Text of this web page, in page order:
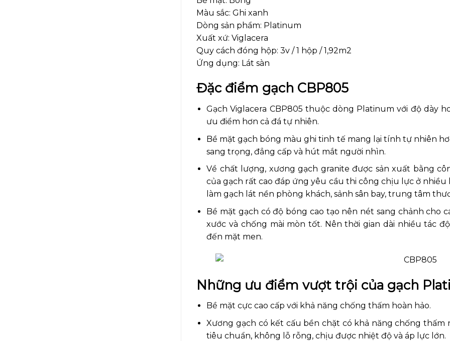
Màu sắc: Ghi xanh
Dòng sản phẩm: Platinum
Xuất xứ: Viglacera
Quy cách đóng hộp: 3v / 1 hộp / 1,92m2
Ứng dụng: Lát sàn
Đặc điểm gạch CBP805
Gạch Viglacera CBP805 thuộc dòng Platinum với độ dày
ưu điểm hơn cả đá tự nhiên.
Bề mặt gạch bóng màu ghi tinh tế mang lại tính tự nhiên
sang trọng, đẳng cấp và hút mắt người nhìn.
Về chất lượng, xương gạch granite được sản xuất bằng
của gạch rất cao đáp ứng yêu cầu thi công chịu lực ở
làm gạch lát nền phòng khách, sảnh sân bay, trung tâm
Bề mặt gạch có độ bóng cao tạo nên nét sang chảnh cho
xước và chống mài mòn tốt. Nên thời gian dài nhiều tác
đến mặt men.
Những ưu điểm vượt trội của gạch
Bề mặt cực cao cấp với khả năng chống thấm hoàn hảo.
Xương gạch có kết cấu bền chặt có khả năng chống
tiêu chuẩn, không lỗ rỗng, chịu được nhiệt độ và áp lực lớn.